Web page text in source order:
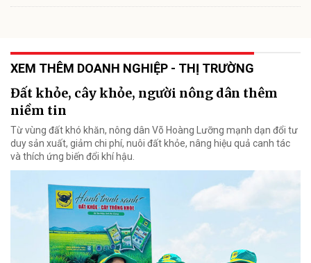
XEM THÊM DOANH NGHIỆP - THỊ TRƯỜNG
Đất khỏe, cây khỏe, người nông dân thêm
niềm tin
Từ vùng đất khó khăn, nông dân Võ Hoàng Lưỡng mạnh dạn đổi tư
duy sản xuất, giảm chi phí, nuôi đất khỏe, nâng hiệu quả canh tác
và thích ứng biến đổi khí hậu.